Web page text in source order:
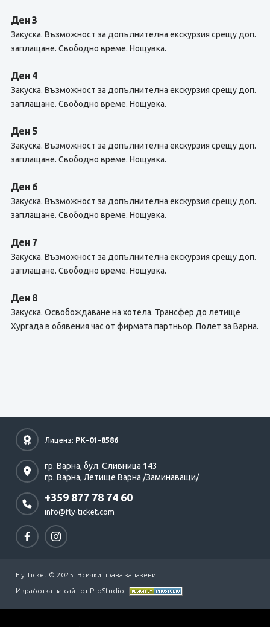
Ден 3
Закуска. Възможност за допълнителна екскурзия срещу доп.
заплащане. Свободно време. Нощувка.
Ден 4
Закуска. Възможност за допълнителна екскурзия срещу доп.
заплащане. Свободно време. Нощувка.
Ден 5
Закуска. Възможност за допълнителна екскурзия срещу доп.
заплащане. Свободно време. Нощувка.
Ден 6
Закуска. Възможност за допълнителна екскурзия срещу доп.
заплащане. Свободно време. Нощувка.
Ден 7
Закуска. Възможност за допълнителна екскурзия срещу доп.
заплащане. Свободно време. Нощувка.
Ден 8
Закуска. Освобождаване на хотела. Трансфер до летище
Хургада в обявения час от фирмата партньор. Полет за Варна.
Лиценз: РК-01-8586
гр. Варна, бул. Сливница 143
гр. Варна, Летище Варна /Заминаващи/
+359 877 78 74 60
info@fly-ticket.com
Fly Ticket © 2025. Всички права запазени
Изработка на сайт от ProStudio